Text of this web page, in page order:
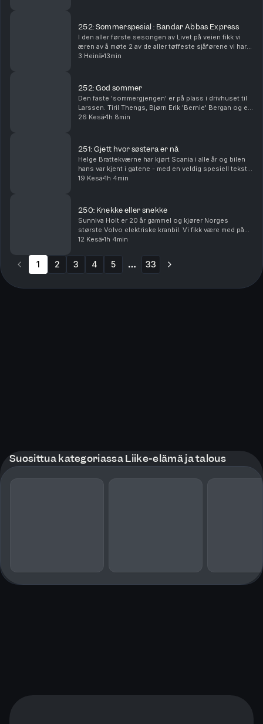
252: Sommerspesial : Bandar Abbas Express
I den aller første sesongen av Livet på veien fikk vi
æren av å møte 2 av de aller tøffeste sjåførene vi har
møtt - gutta som kjørte verdens lengste (og tøffeste)
3 Heinä 13min
252: God sommer
Den faste 'sommergjengen' er på plass i drivhuset til
Larssen. Tiril Thengs, Bjørn Erik 'Bernie' Bergan og et
nytt tilskudd til klanen, Bjørn Terje Bye, oppsummerer
26 Kesä 1h 8min
251: Gjett hvor søstera er nå
Helge Brattekværne har kjørt Scania i alle år og bilen
hans var kjent i gatene - med en veldig spesiell tekst
bakpå. Nå farter Helge rundt i en Volvo LNG-bil - med
19 Kesä 1h 4min
250: Knekke eller snekke
Sunniva Holt er 20 år gammel og kjører Norges
største Volvo elektriske kranbil. Vi fikk være med på
tur - men var det en snekke eller en knekke vi hadde
12 Kesä 1h 4min
1 2 3 4 5 33
Suosittua kategoriassa Liike-elämä ja talous